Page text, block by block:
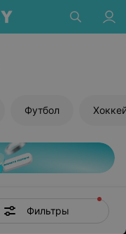
Футбол
Фильтры